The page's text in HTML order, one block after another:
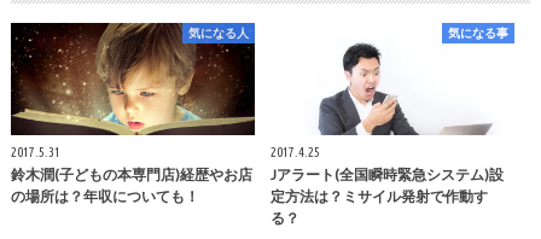
気になる人
2017.5.31
鈴木潤(子どもの本専門店)経歴やお店
の場所は？年収についても！
気になる事
2017.4.25
Jアラート(全国瞬時緊急システム)設
定方法は？ミサイル発射で作動す
る？